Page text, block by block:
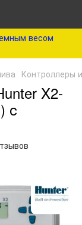
весом
Контроллеры
X2-
с